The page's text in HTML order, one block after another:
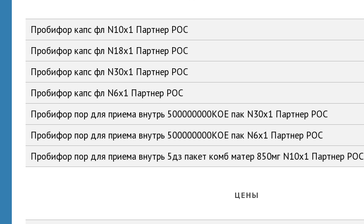
Пробифор капс фл N10x1 Партнер РОС
Пробифор капс фл N18x1 Партнер РОС
Пробифор капс фл N30x1 Партнер РОС
Пробифор капс фл N6x1 Партнер РОС
Пробифор пор для приема внутрь 500000000КОЕ пак N30x1 Партнер РОС
Пробифор пор для приема внутрь 500000000КОЕ пак N6x1 Партнер РОС
Пробифор пор для приема внутрь 5дз пакет комб матер 850мг N10x1 Партнер РОС
ЦЕНЫ